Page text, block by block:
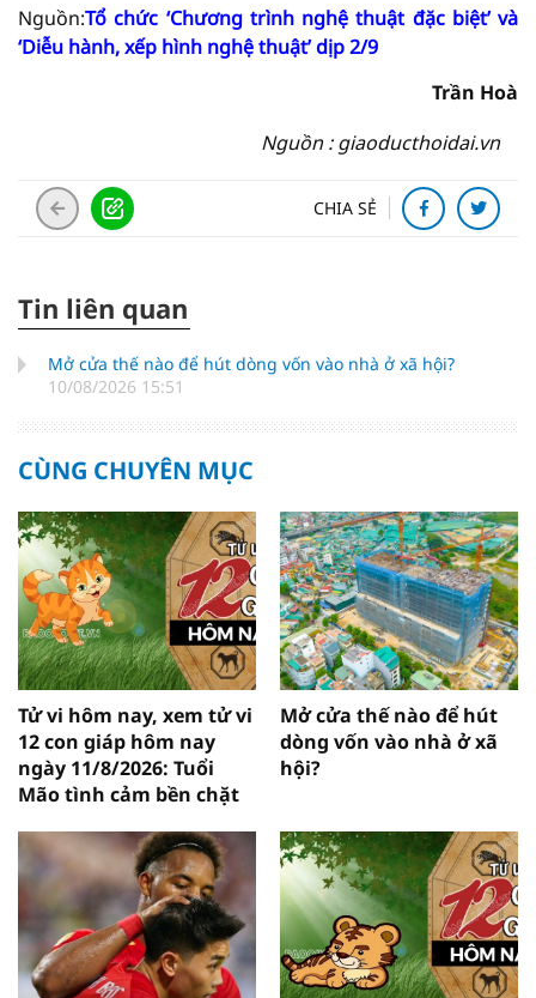
Nguồn:Tổ chức ‘Chương trình nghệ thuật đặc biệt’ và
‘Diễu hành, xếp hình nghệ thuật’ dịp 2/9
Trần Hoà
Nguồn : giaoducthoidai.vn
CHIA SẺ
Tin liên quan
Mở cửa thế nào để hút dòng vốn vào nhà ở xã hội?
10/08/2026 15:51
CÙNG CHUYÊN MỤC
Tử vi hôm nay, xem tử vi
12 con giáp hôm nay
ngày 11/8/2026: Tuổi
Mão tình cảm bền chặt
Mở cửa thế nào để hút
dòng vốn vào nhà ở xã
hội?